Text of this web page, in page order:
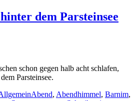
Kistenzug,
als
dunkel
war
dem Parsteinsee
schon gegen halb acht schlafen,
Parsteinsee.
Schlagwörter
Abend, Abendhimmel, Barnim,